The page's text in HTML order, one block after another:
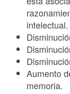
intelectual.
Aumento
memoria.